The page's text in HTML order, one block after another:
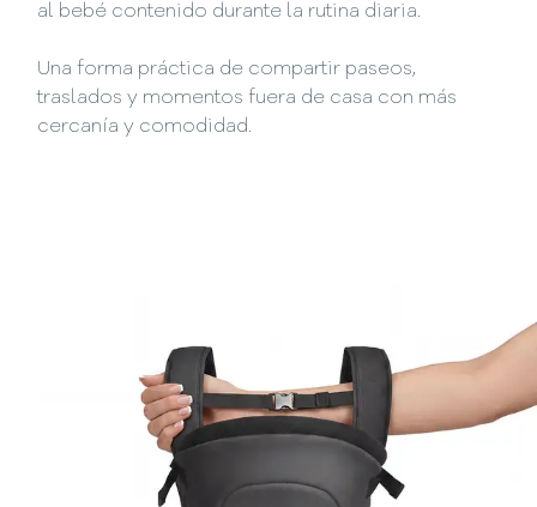
al bebé contenido durante la rutina diaria.
Una forma práctica de compartir paseos,
traslados y momentos fuera de casa con más
cercanía y comodidad.